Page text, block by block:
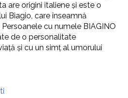
are origini italiene și este o
Biagio, care înseamnă
Persoanele cu numele BIAGINO
de o personalitate
și cu un simț al umorului